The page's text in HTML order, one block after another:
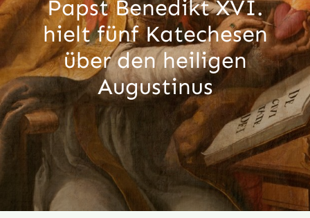
Aktion
Veröffentlichungen
Papst Benedikt XVI.
hielt fünf Katechesen
über den heiligen
Augustinus